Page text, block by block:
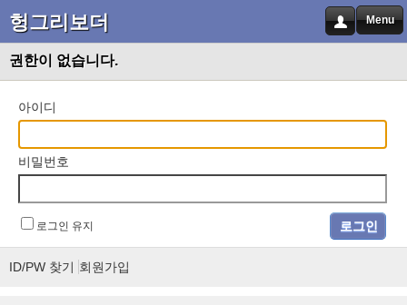
헝그리보더 Menu
권한이 없습니다.
아이디
비밀번호
로그인 유지
ID/PW 찾기 회원가입